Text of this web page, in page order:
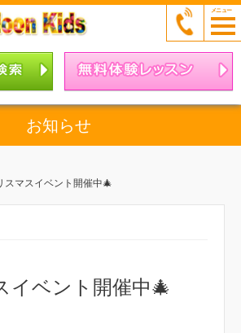
お知らせ
スマスイベント開催中🎄
イベント開催中🎄